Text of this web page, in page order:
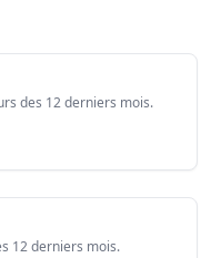
des 12 derniers mois.
12 derniers mois.